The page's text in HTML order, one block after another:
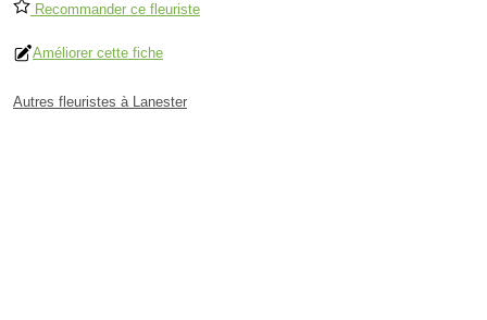
Recommander ce fleuriste
Améliorer cette fiche
Autres fleuristes à Lanester